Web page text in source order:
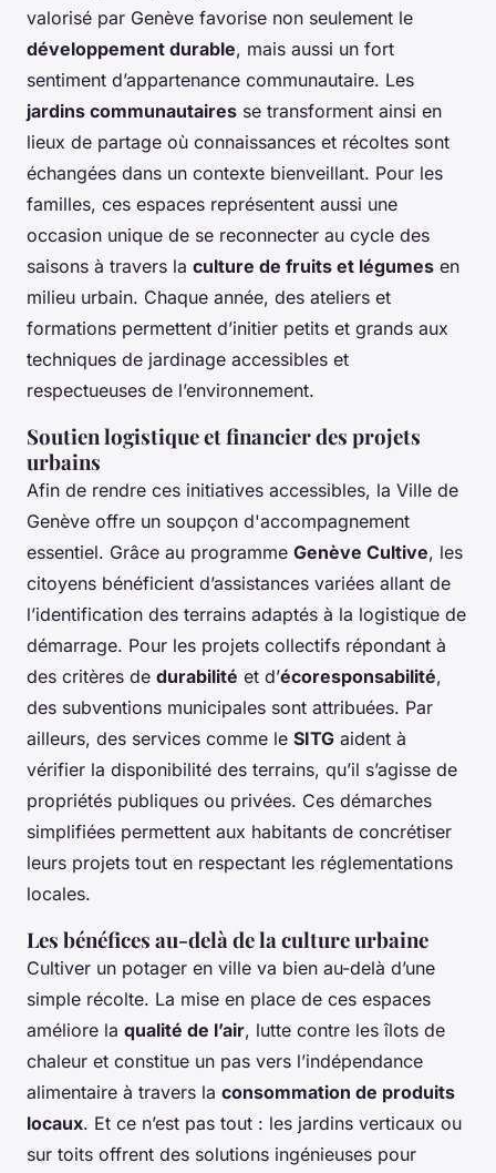
valorisé par Genève favorise non seulement le
développement durable, mais aussi un fort
sentiment d’appartenance communautaire. Les
jardins communautaires se transforment ainsi en
lieux de partage où connaissances et récoltes sont
échangées dans un contexte bienveillant. Pour les
familles, ces espaces représentent aussi une
occasion unique de se reconnecter au cycle des
saisons à travers la culture de fruits et légumes en
milieu urbain. Chaque année, des ateliers et
formations permettent d’initier petits et grands aux
techniques de jardinage accessibles et
respectueuses de l’environnement.
Soutien logistique et financier des projets
urbains
Afin de rendre ces initiatives accessibles, la Ville de
Genève offre un soupçon d'accompagnement
essentiel. Grâce au programme Genève Cultive, les
citoyens bénéficient d’assistances variées allant de
l’identification des terrains adaptés à la logistique de
démarrage. Pour les projets collectifs répondant à
des critères de durabilité et d’écoresponsabilité,
des subventions municipales sont attribuées. Par
ailleurs, des services comme le SITG aident à
vérifier la disponibilité des terrains, qu’il s’agisse de
propriétés publiques ou privées. Ces démarches
simplifiées permettent aux habitants de concrétiser
leurs projets tout en respectant les réglementations
locales.
Les bénéfices au-delà de la culture urbaine
Cultiver un potager en ville va bien au-delà d’une
simple récolte. La mise en place de ces espaces
améliore la qualité de l’air, lutte contre les îlots de
chaleur et constitue un pas vers l’indépendance
alimentaire à travers la consommation de produits
locaux. Et ce n’est pas tout : les jardins verticaux ou
sur toits offrent des solutions ingénieuses pour